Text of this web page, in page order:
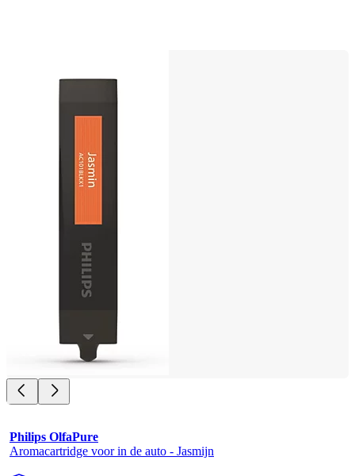
Philips OlfaPure
Aromacartridge voor in de auto - Jasmijn